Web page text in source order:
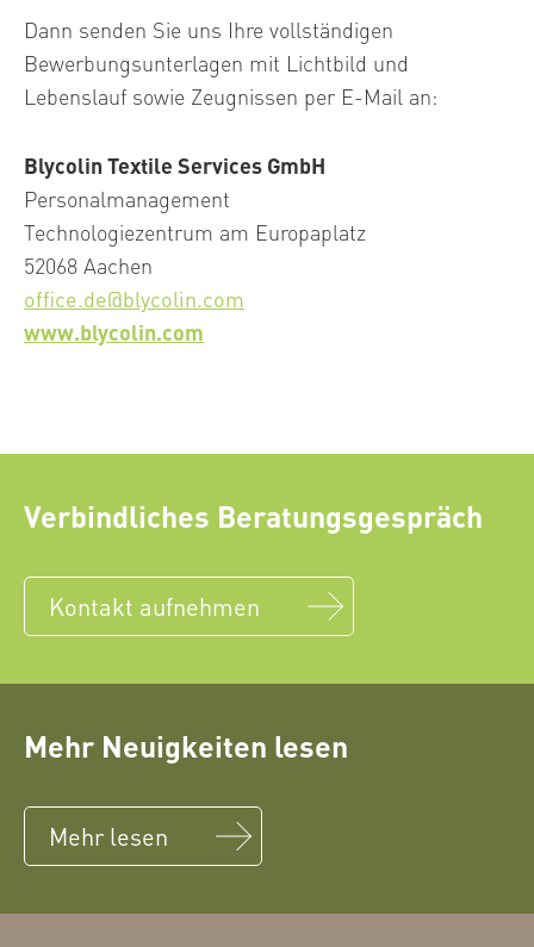
Dann senden Sie uns Ihre vollständigen
Bewerbungsunterlagen mit Lichtbild und
Lebenslauf sowie Zeugnissen per E-Mail an:
Blycolin Textile Services GmbH
Personalmanagement
Technologiezentrum am Europaplatz
52068 Aachen
office.de@blycolin.com
www.blycolin.com
Verbindliches Beratungsgespräch
Kontakt aufnehmen
Mehr Neuigkeiten lesen
Mehr lesen